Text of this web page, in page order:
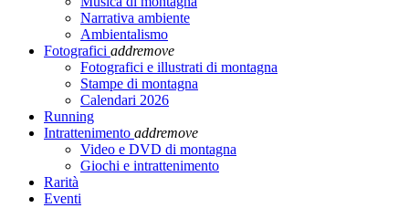
Narrativa ambiente
Ambientalismo
Fotografici addremove
Fotografici e illustrati di montagna
Stampe di montagna
Calendari 2026
Running
Intrattenimento addremove
Video e DVD di montagna
Giochi e intrattenimento
Rarità
Eventi